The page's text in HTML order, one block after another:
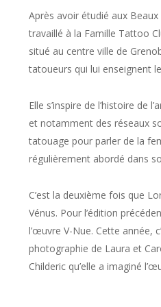
Après avoir étudié aux
travaillé à la Famille Tattoo
situé au centre ville de
tatoueurs qui lui enseignent
Elle s’inspire de l’histoire de
et notamment des réseaux
tatouage pour parler de la
régulièrement abordé dans
C’est la deuxième fois que
Vénus. Pour l’édition
l’œuvre V-Nue. Cette année,
photographie de Laura et
Childeric qu’elle a imaginé